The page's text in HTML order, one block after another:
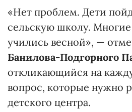
«Нет проблем. Дети
сельскую школу.
учились весной», —
Банилова-Подгорного
откликающийся на
вопрос, которые нужно
детского центра.